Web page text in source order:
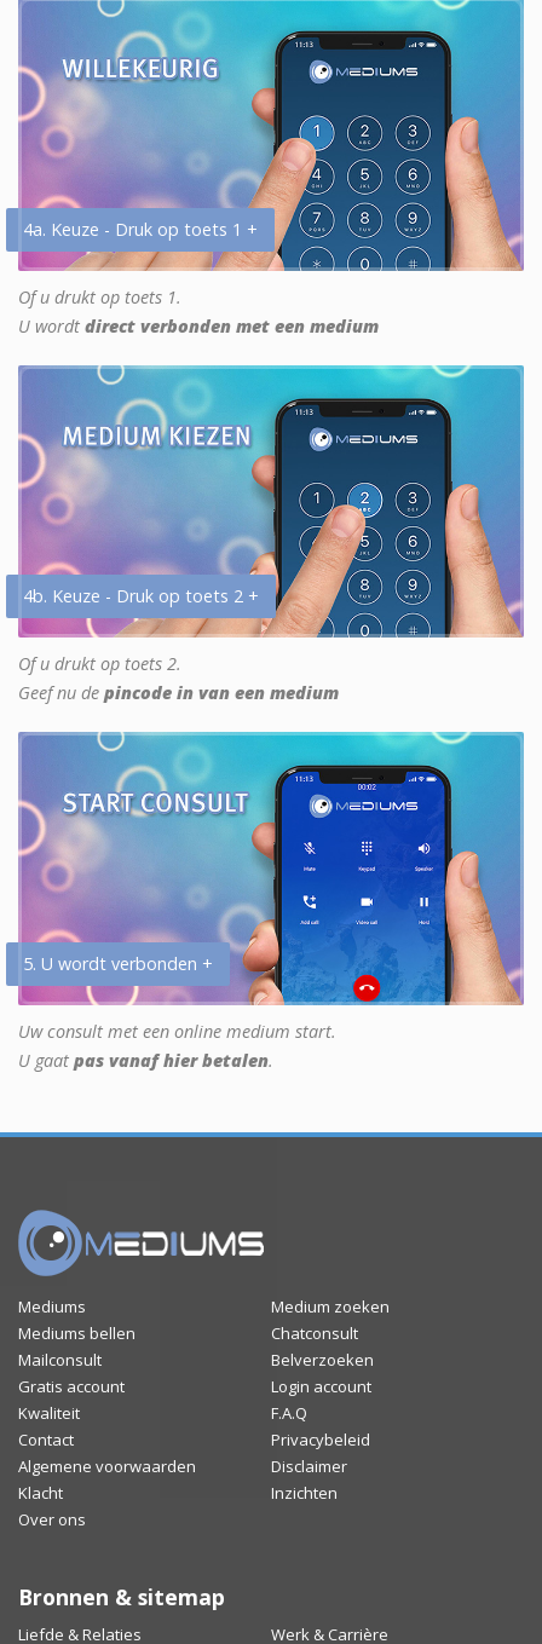
4a. Keuze - Druk op toets 1 +
Of u drukt op toets 1.
U wordt direct verbonden met een medium
4b. Keuze - Druk op toets 2 +
Of u drukt op toets 2.
Geef nu de pincode in van een medium
5. U wordt verbonden +
Uw consult met een online medium start.
U gaat pas vanaf hier betalen.
Mediums
Medium zoeken
Mediums bellen
Chatconsult
Mailconsult
Belverzoeken
Gratis account
Login account
Kwaliteit
F.A.Q
Contact
Privacybeleid
Algemene voorwaarden
Disclaimer
Klacht
Inzichten
Over ons
Bronnen & sitemap
Liefde & Relaties Werk & Carrière